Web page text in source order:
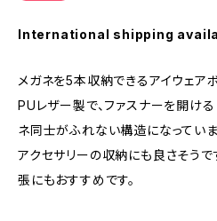
International shipping
メガネを5本収納できるアイウェア
PUレザー製で、ファスナーを開け
ネ同士がふれない構造になってい
アクセサリーの収納にも良さそうで
張にもおすすめです。